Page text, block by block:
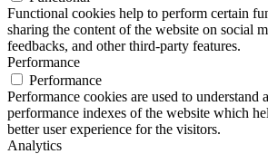
Functional cookies help to perform certain
sharing the content of the website on social
feedbacks, and other third-party features.
Performance
Performance
Performance cookies are used to understand
performance indexes of the website which
better user experience for the visitors.
Analytics